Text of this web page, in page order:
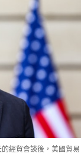
經貿會談後，美國貿易